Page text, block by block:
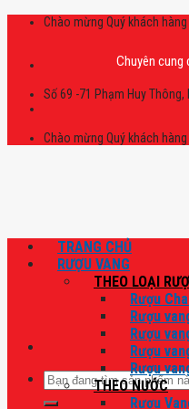
Skip
Chào mừng Quý khách hàng
Chuyên cung cấp
Số 69 -71 Phạm Huy Thông,
Chào mừng Quý khách hàng
Tìm
kiếm:
TRANG CHỦ
RƯỢU VANG
THEO LOẠI
Rượu
Rượu
Rượu
Rượu
Rượu
THEO NƯỚC
Rượu